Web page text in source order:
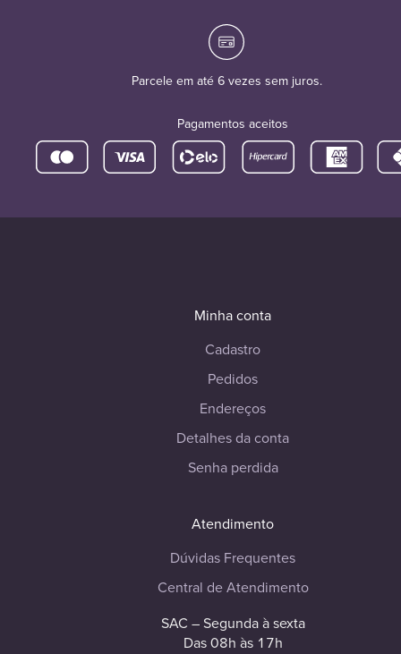
Parcele em até 6 vezes sem juros.
Pagamentos aceitos
Minha conta
Cadastro
Pedidos
Endereços
Detalhes da conta
Senha perdida
Atendimento
Dúvidas Frequentes
Central de Atendimento
SAC – Segunda à sexta
Das 08h às 17h